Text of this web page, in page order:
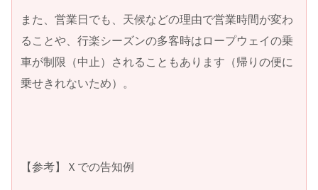
また、営業日でも、天候などの理由で営業時間が変わ
ることや、行楽シーズンの多客時はロープウェイの乗
車が制限（中止）されることもあります（帰りの便に
乗せきれないため）。
【参考】Ｘでの告知例